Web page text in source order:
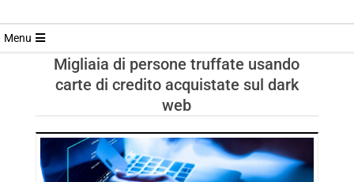
RIVISTA
TRENDS
Menu
Migliaia di persone truffate usando
carte di credito acquistate sul dark
web